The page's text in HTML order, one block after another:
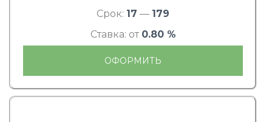
Срок: 17 — 179
Ставка: от 0.80 %
ОФОРМИТЬ